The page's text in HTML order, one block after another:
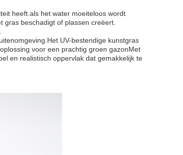
heeft.als het water moeiteloos wordt
beschadigt of plassen creëert.
UV-bestendige kunstgras
voor een prachtig groen gazonMet
en realistisch oppervlak dat gemakkelijk te